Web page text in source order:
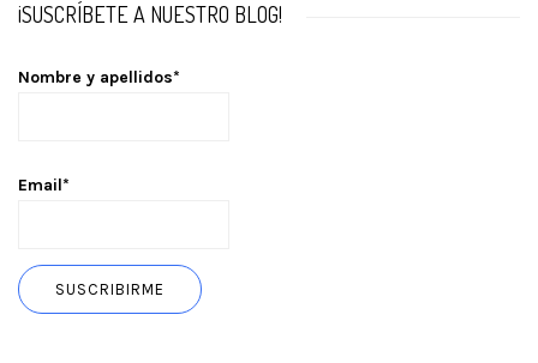
¡SUSCRÍBETE A NUESTRO BLOG!
Nombre y apellidos*
Email*